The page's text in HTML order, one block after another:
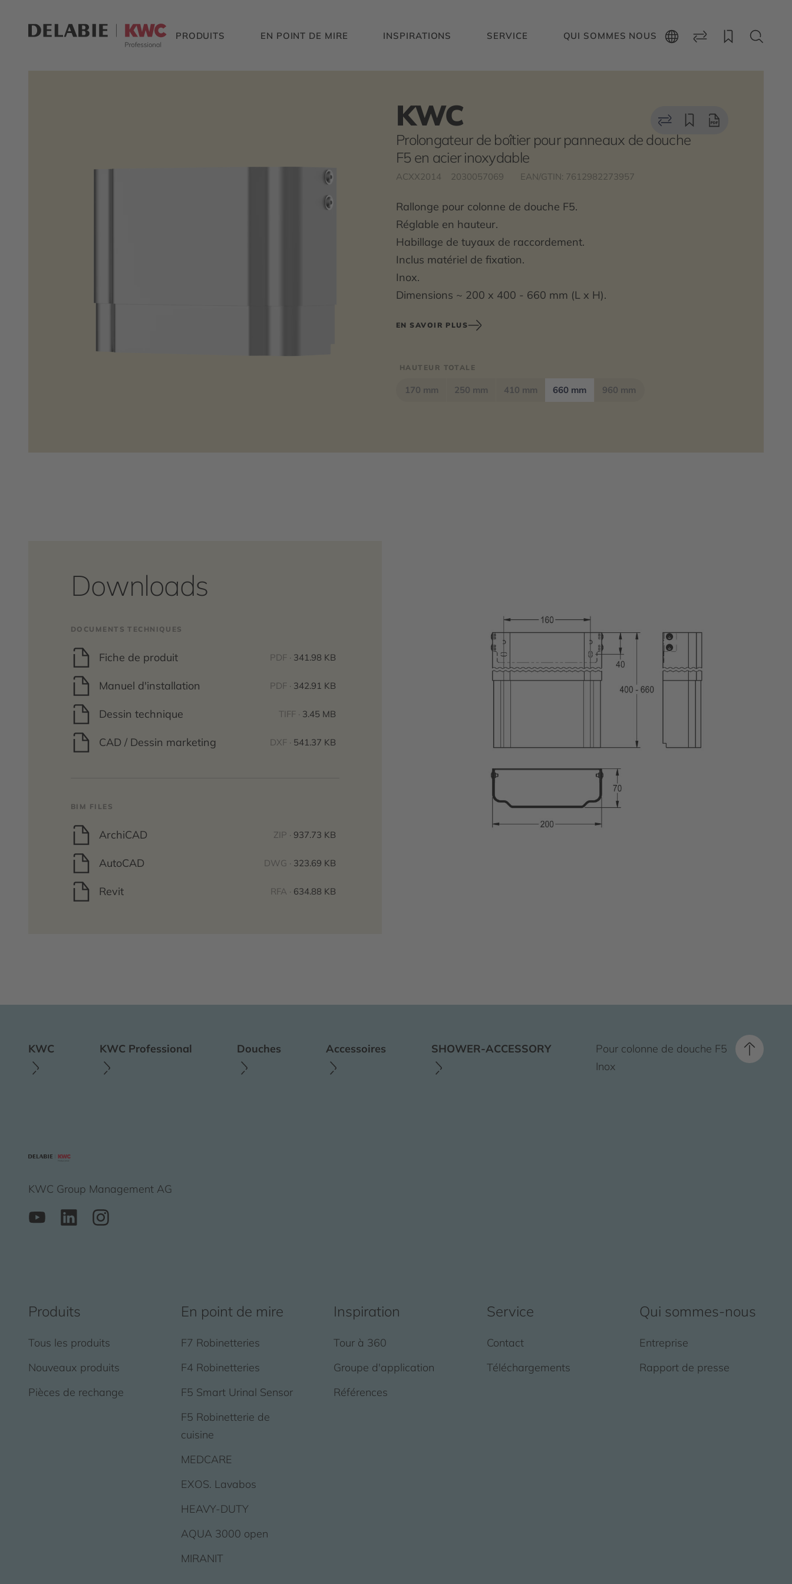
PRODUITS EN POINT DE MIRE INSPIRATIONS SERVICE QUI SOMMES NOUS
KWC
Prolongateur de boîtier pour panneaux de douche
F5 en acier inoxydable
ACXX2014 2030057069 EAN/GTIN: 7612982273957
Rallonge pour colonne de douche F5.
Réglable en hauteur.
Habillage de tuyaux de raccordement.
Inclus matériel de fixation.
Inox.
Dimensions ~ 200 x 400 - 660 mm (L x H).
EN SAVOIR PLUS
HAUTEUR TOTALE
170 mm 250 mm 410 mm 660 mm 960 mm
Downloads
DOCUMENTS TECHNIQUES
Fiche de produit PDF · 341.98 KB
Manuel d'installation PDF · 342.91 KB
Dessin technique TIFF · 3.45 MB
CAD / Dessin marketing DXF · 541.37 KB
BIM FILES
ArchiCAD ZIP · 937.73 KB
AutoCAD DWG · 323.69 KB
Revit RFA · 634.88 KB
KWC KWC Professional Douches Accessoires SHOWER-ACCESSORY
Pour colonne de douche F5
Inox
KWC Group Management AG
Produits
Tous les produits
Nouveaux produits
Pièces de rechange
En point de mire
F7 Robinetteries
F4 Robinetteries
F5 Smart Urinal Sensor
F5 Robinetterie de
cuisine
MEDCARE
EXOS. Lavabos
HEAVY-DUTY
AQUA 3000 open
MIRANIT
Inspiration
Tour à 360
Groupe d'application
Références
Service
Contact
Téléchargements
Qui sommes-nous
Entreprise
Rapport de presse